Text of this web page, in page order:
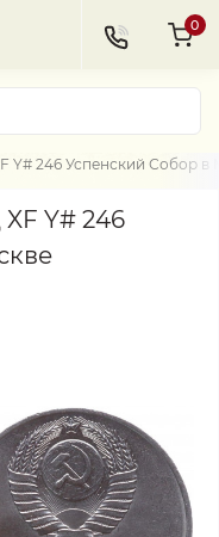
0
Y# 246 Успенский Собор в
Y# 246